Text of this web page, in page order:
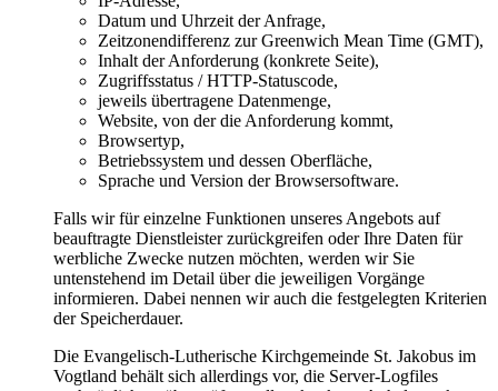
Datum und Uhrzeit der Anfrage,
Zeitzonendifferenz zur Greenwich Mean Time (GMT),
Inhalt der Anforderung (konkrete Seite),
Zugriffsstatus / HTTP-Statuscode,
jeweils übertragene Datenmenge,
Website, von der die Anforderung kommt,
Browsertyp,
Betriebssystem und dessen Oberfläche,
Sprache und Version der Browsersoftware.
Falls wir für einzelne Funktionen unseres Angebots auf
beauftragte Dienstleister zurückgreifen oder Ihre Daten für
werbliche Zwecke nutzen möchten, werden wir Sie
untenstehend im Detail über die jeweiligen Vorgänge
informieren. Dabei nennen wir auch die festgelegten Kriterien
der Speicherdauer.
Die Evangelisch-Lutherische Kirchgemeinde St. Jakobus im
Vogtland behält sich allerdings vor, die Server-Logfiles